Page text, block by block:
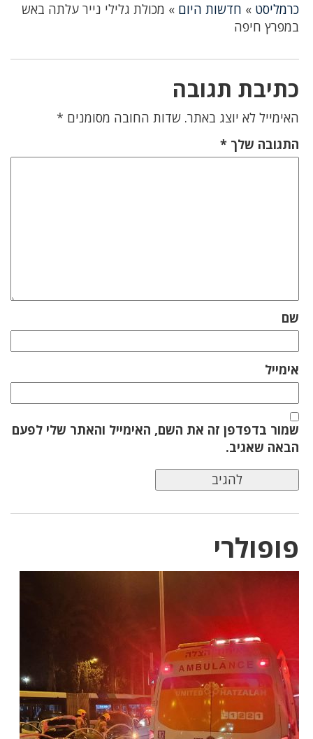
כרמליסט » חדשות היום » מכולת גלילי נייר עלתה באש
במפרץ חיפה
כתיבת תגובה
האימייל לא יוצג באתר. שדות החובה מסומנים *
התגובה שלך *
שם
אימייל
שמור בדפדפן זה את השם, האימייל והאתר שלי לפעם
הבאה שאגיב.
פופולרי